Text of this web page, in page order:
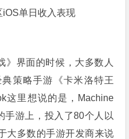
iOS单日收入表现
》界面的时候，大多数人
策略手游《卡米洛特王
这里想说的是，Machine
手游上，投入了80个人以
大多数的手游开发商来说